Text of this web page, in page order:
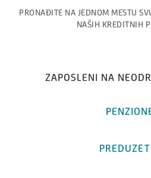
PRONAĐITE NA JEDNOM MESTU
NAŠIH KREDITNIH
ZAPOSLENI NA